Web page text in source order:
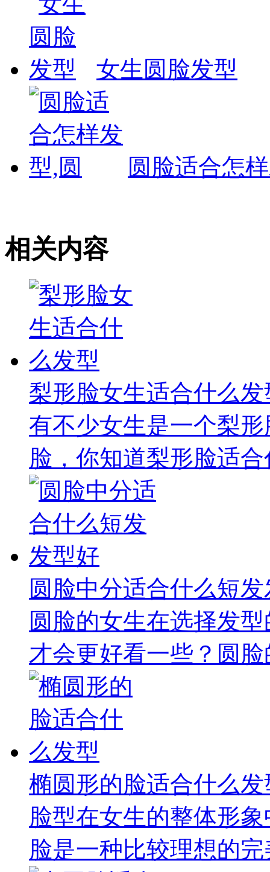
女生圆脸发型
圆脸适合怎
相关内容
梨形脸女生适合什么发
有不少女生是一个梨
脸，你知道梨形脸适
圆脸中分适合什么短
圆脸的女生在选择发
才会更好看一些？圆
椭圆形的脸适合什么发
脸型在女生的整体形
脸是一种比较理想的